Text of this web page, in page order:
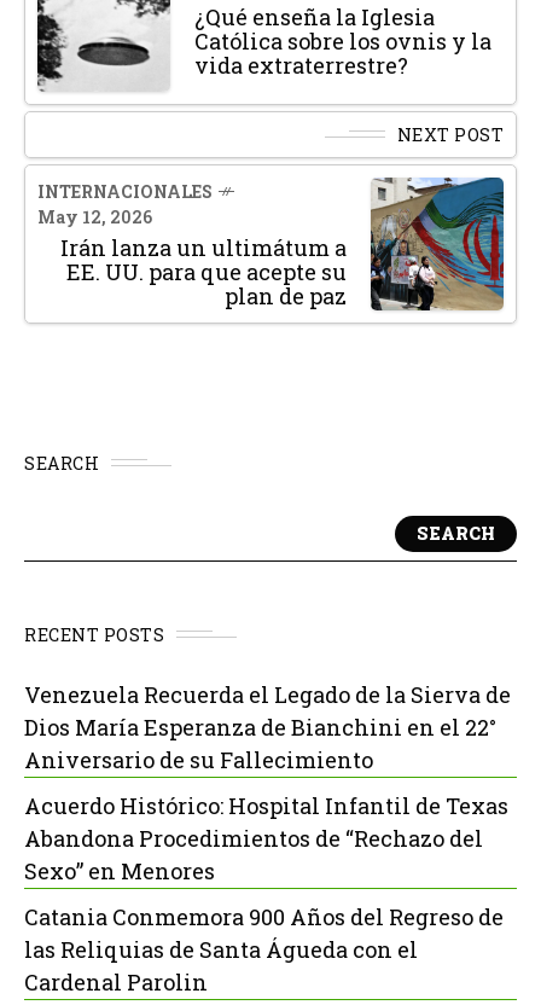
¿Qué enseña la Iglesia
Católica sobre los ovnis y la
vida extraterrestre?
NEXT POST
INTERNACIONALES
May 12, 2026
Irán lanza un ultimátum a
EE. UU. para que acepte su
plan de paz
SEARCH
SEARCH
RECENT POSTS
Venezuela Recuerda el Legado de la Sierva de
Dios María Esperanza de Bianchini en el 22°
Aniversario de su Fallecimiento
Acuerdo Histórico: Hospital Infantil de Texas
Abandona Procedimientos de “Rechazo del
Sexo” en Menores
Catania Conmemora 900 Años del Regreso de
las Reliquias de Santa Águeda con el
Cardenal Parolin